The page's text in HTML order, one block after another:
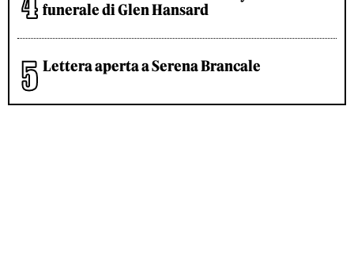
funerale di Glen Hansard
Lettera aperta a Serena Brancale